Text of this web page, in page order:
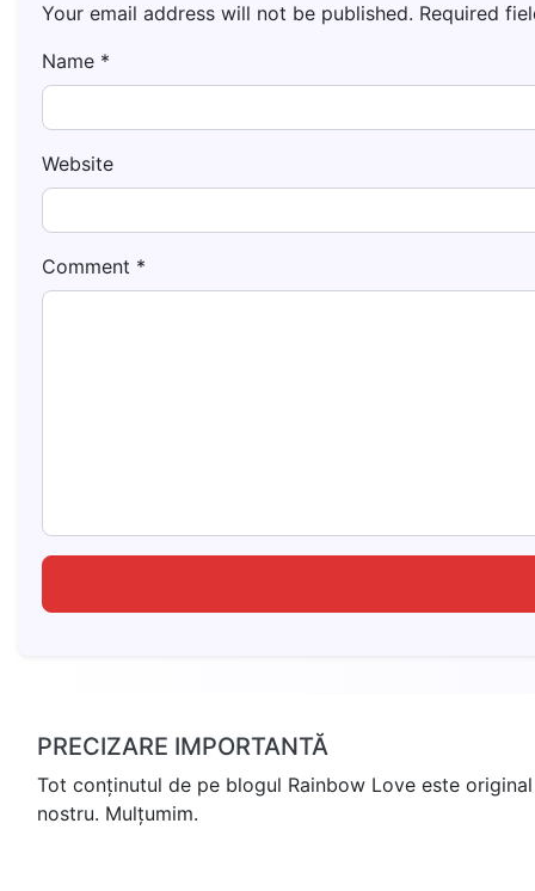
Your email address will not be published. Required
Name *
Website
Comment *
PRECIZARE IMPORTANTĂ
Tot conținutul de pe blogul Rainbow Love este
nostru. Mulțumim.